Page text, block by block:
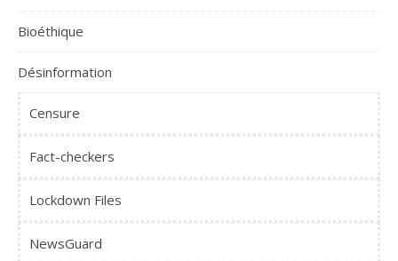
Bioéthique
Désinformation
Censure
Fact-checkers
Lockdown Files
NewsGuard